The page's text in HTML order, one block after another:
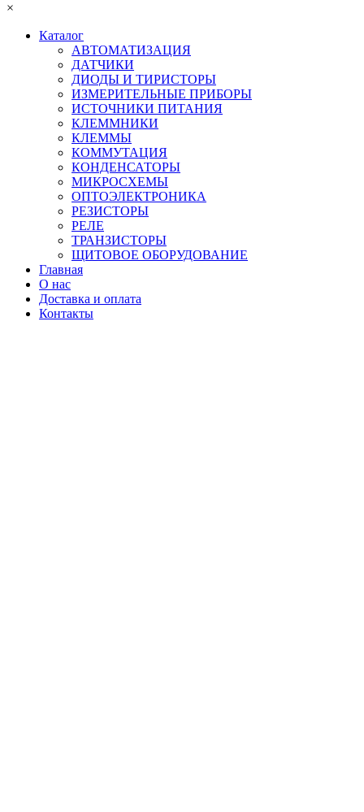
×
Каталог
АВТОМАТИЗАЦИЯ
ДАТЧИКИ
ДИОДЫ И ТИРИСТОРЫ
ИЗМЕРИТЕЛЬНЫЕ ПРИБОРЫ
ИСТОЧНИКИ ПИТАНИЯ
КЛЕММНИКИ
КЛЕММЫ
КОММУТАЦИЯ
КОНДЕНСАТОРЫ
МИКРОСХЕМЫ
ОПТОЭЛЕКТРОНИКА
РЕЗИСТОРЫ
РЕЛЕ
ТРАНЗИСТОРЫ
ЩИТОВОЕ ОБОРУДОВАНИЕ
Главная
О нас
Доставка и оплата
Контакты